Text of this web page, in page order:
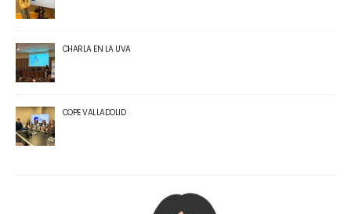
CHARLA EN LA UVA
COPE VALLADOLID